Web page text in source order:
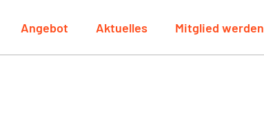
Angebot Aktuelles Mitglied werden